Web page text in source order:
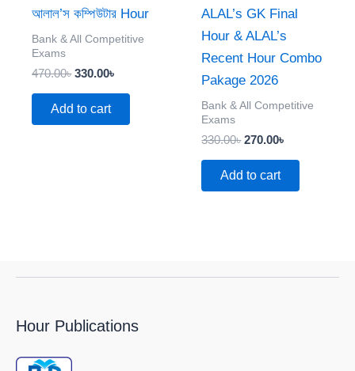
আলাল’স কম্পিউটার Hour
Bank & All Competitive
Exams
470.00৳ 330.00৳
Add to cart
ALAL’s GK Final
Hour & ALAL’s
Recent Hour Combo
Pakage 2026
Bank & All Competitive
Exams
330.00৳ 270.00৳
Add to cart
Hour Publications